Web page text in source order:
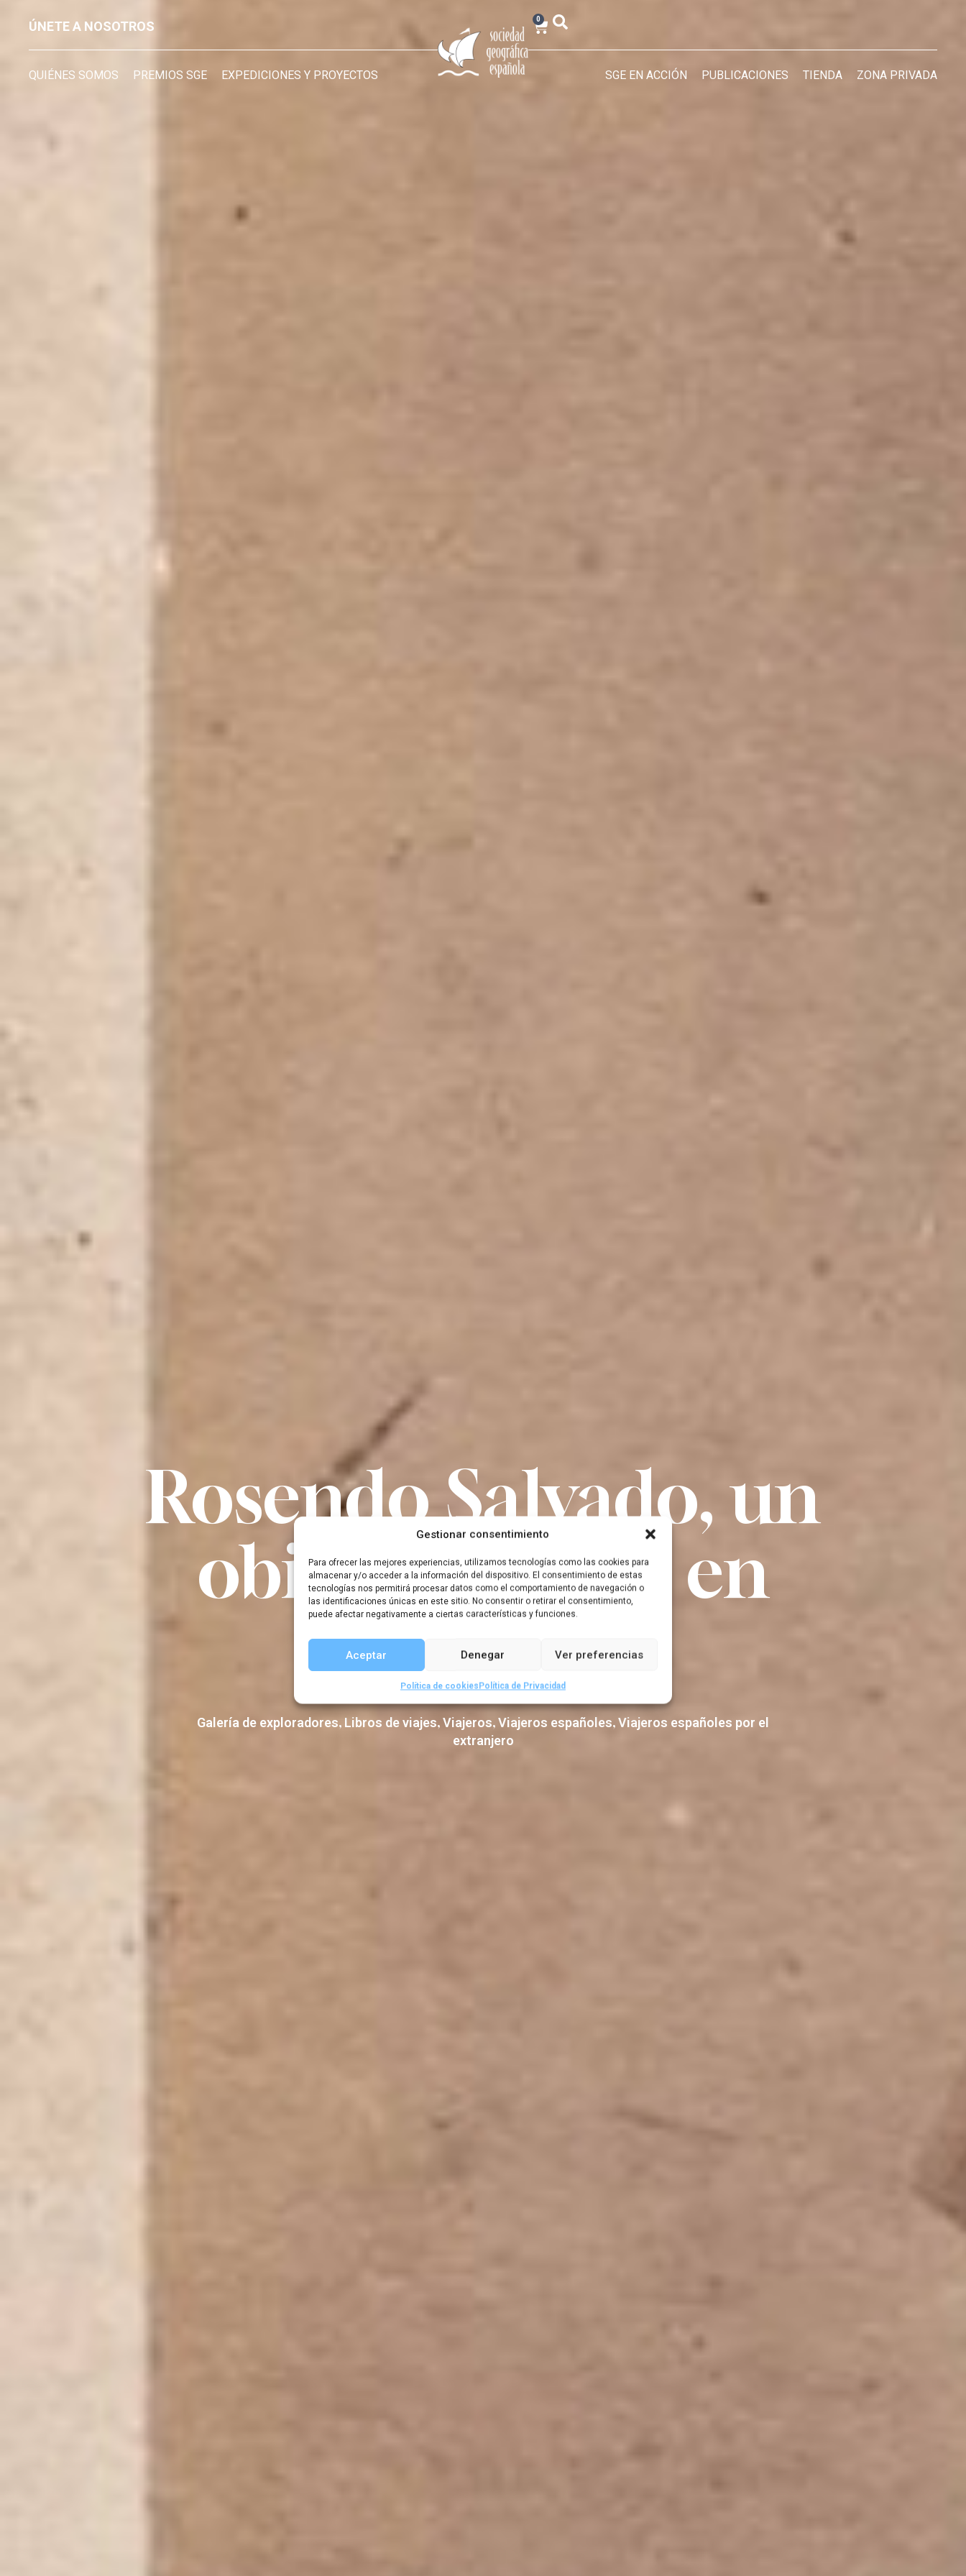
Gestionar consentimiento
Para ofrecer las mejores experiencias, utilizamos tecnologías como las cookies para
almacenar y/o acceder a la información del dispositivo. El consentimiento de estas
tecnologías nos permitirá procesar datos como el comportamiento de navegación o
las identificaciones únicas en este sitio. No consentir o retirar el consentimiento,
puede afectar negativamente a ciertas características y funciones.
Aceptar Denegar Ver preferencias
Política de cookiesPolítica de Privacidad
ÚNETE A NOSOTROS
QUIÉNES SOMOS PREMIOS SGE EXPEDICIONES Y PROYECTOS
0
SGE EN ACCIÓN PUBLICACIONES TIENDA ZONA PRIVADA
Rosendo Salvado, un
obispo gallego en
Australia
Galería de exploradores, Libros de viajes,Viajeros,Viajeros españoles,Viajeros españoles por el
extranjero